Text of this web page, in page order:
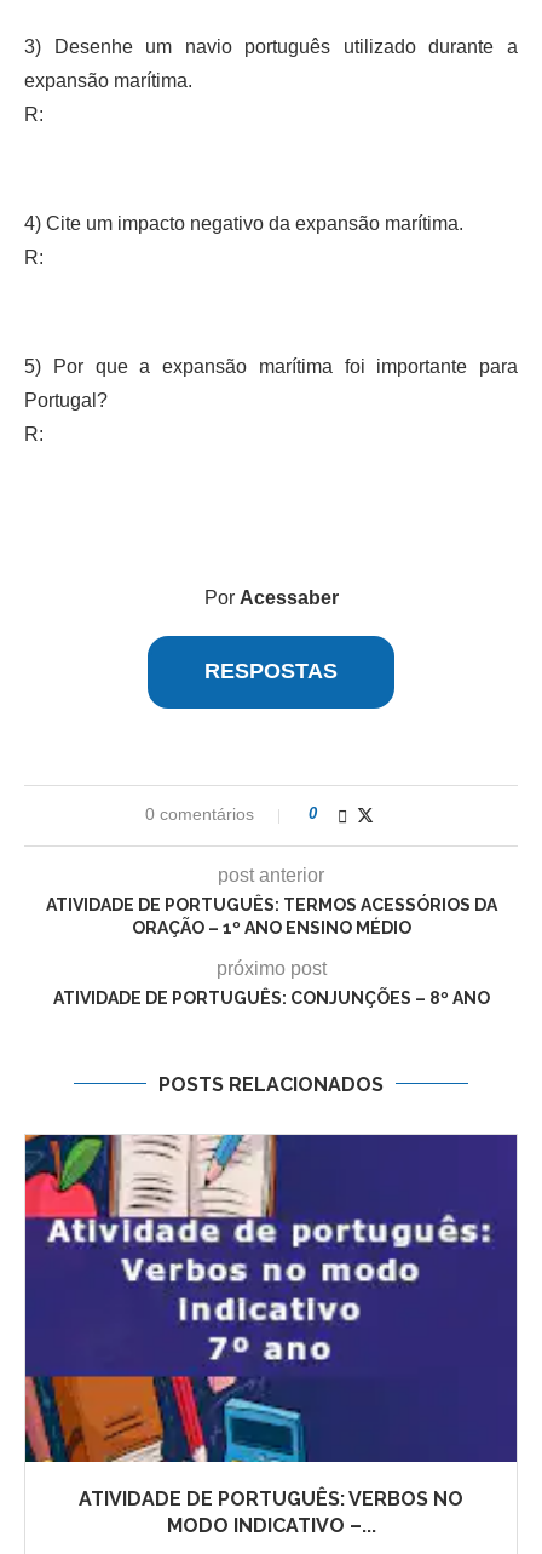
3) Desenhe um navio português utilizado durante a
expansão marítima.
R:
4) Cite um impacto negativo da expansão marítima.
R:
5) Por que a expansão marítima foi importante para
Portugal?
R:
Por Acessaber
RESPOSTAS
0 comentários 0
post anterior
ATIVIDADE DE PORTUGUÊS: TERMOS ACESSÓRIOS DA
ORAÇÃO – 1º ANO ENSINO MÉDIO
próximo post
ATIVIDADE DE PORTUGUÊS: CONJUNÇÕES – 8º ANO
POSTS RELACIONADOS
ATIVIDADE DE PORTUGUÊS: VERBOS NO
MODO INDICATIVO –...